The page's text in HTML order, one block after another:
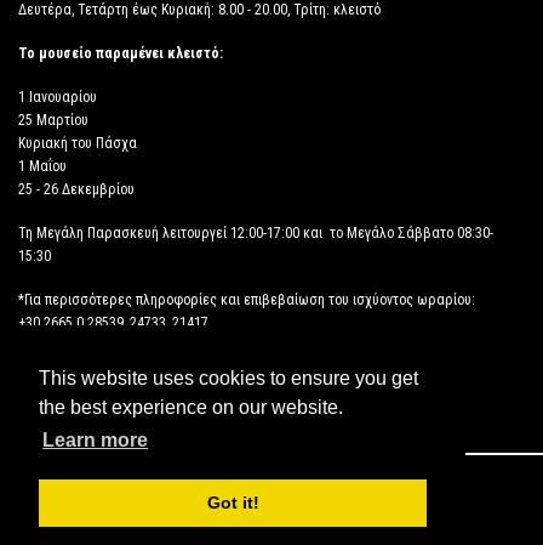
This website uses cookies to ensure you get
the best experience on our website.
Learn more
Got it!
Δευτέρα, Τετάρτη έως Κυριακή: 8.00 - 20.00, Τρίτη: κλειστό
Το μουσείο παραμένει κλειστό:
1 Ιανουαρίου
25 Μαρτίου
Κυριακή του Πάσχα
1 Μαΐου
25 - 26 Δεκεμβρίου
Τη Μεγάλη Παρασκευή λειτουργεί 12:00-17:00 και το Μεγάλο Σάββατο 08:30-
15:30
*Για περισσότερες πληροφορίες και επιβεβαίωση του ισχύοντος ωραρίου:
+30 2665 0 28539, 24733, 21417
ΔΗΛΩΣΗ ΠΡΟΣΒΑΣΙΜΟΤΗΤΑΣ
Copyright © 2026 ΑΡΧΑΙΟΛΟΓΙΚΟ ΜΟΥΣΕΙΟ ΗΓΟΥΜΕΝΙΤΣΑΣ